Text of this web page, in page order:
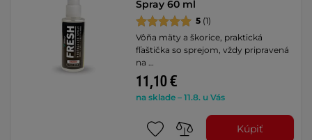
Spray 60 ml
5 (1)
Vôňa mäty a škorice, praktická
fľaštička so sprejom, vždy pripravená
na …
11,10 €
na sklade – 11.8. u Vás
Kúpiť